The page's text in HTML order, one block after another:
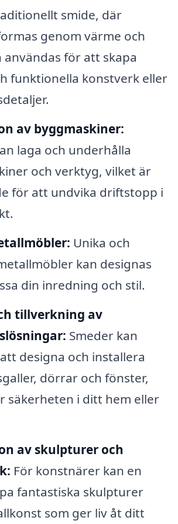
smide, där
genom värme och
användas för att skapa
funktionella konstverk eller
av byggmaskiner:
laga och underhålla
och verktyg, vilket är
för att undvika driftstopp i
Unika och
kan designas
din inredning och stil.
tillverkning av
Smeder kan
designa och installera
dörrar och fönster,
säkerheten i ditt hem eller
av skulpturer och
För konstnärer kan en
fantastiska skulpturer
som ger liv åt ditt